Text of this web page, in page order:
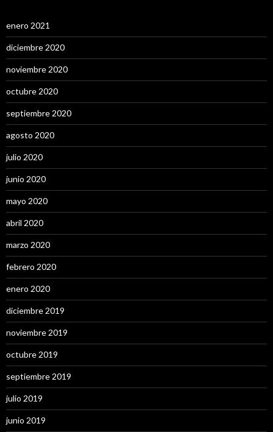
enero 2021
diciembre 2020
noviembre 2020
octubre 2020
septiembre 2020
agosto 2020
julio 2020
junio 2020
mayo 2020
abril 2020
marzo 2020
febrero 2020
enero 2020
diciembre 2019
noviembre 2019
octubre 2019
septiembre 2019
julio 2019
junio 2019